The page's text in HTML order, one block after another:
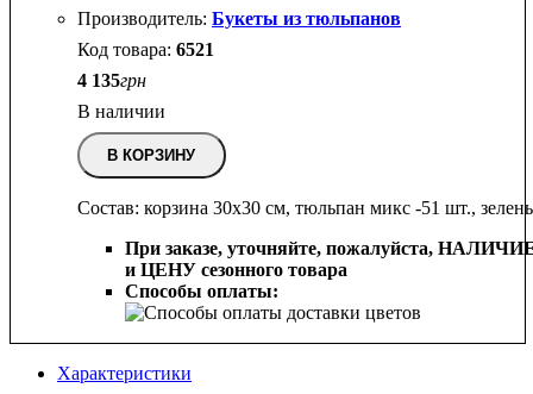
Букеты из тюльпанов
6521
4 135грн
В наличии
В КОРЗИНУ
Состав: корзина 30х30 см, тюльпан микс -51 шт.,
При заказе, уточняйте, пожалуйста,
и ЦЕНУ сезонного товара
Способы оплаты:
Характеристики